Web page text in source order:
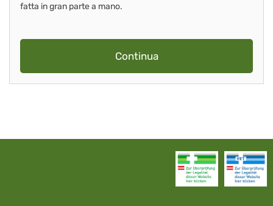
fatta in gran parte a mano.
Continua